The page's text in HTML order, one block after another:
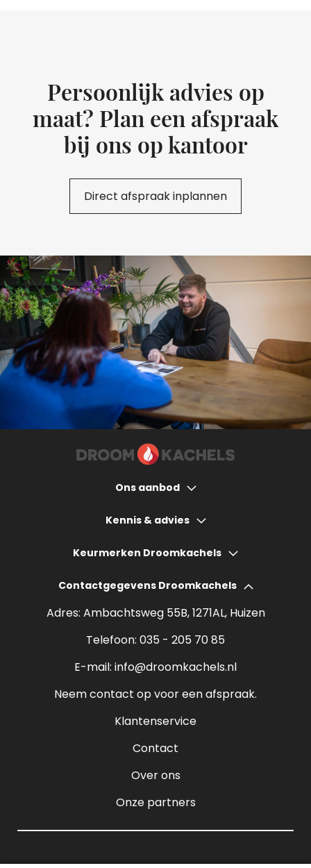
Persoonlijk advies op
maat? Plan een afspraak
bij ons op kantoor
Direct afspraak inplannen
Ons aanbod
Houtkachels
Bio ethanol haarden
Sfeerhaarden
Open haard
Kennis & advies
Hoeveel bespaart een houtkachel?
Keurmerken Droomkachels
Contactgegevens Droomkachels
Adres: Ambachtsweg 55B, 1271AL, Huizen
Telefoon: 035 - 205 70 85
E-mail: info@droomkachels.nl
Neem contact op voor een afspraak.
Klantenservice
Contact
Over ons
Onze partners